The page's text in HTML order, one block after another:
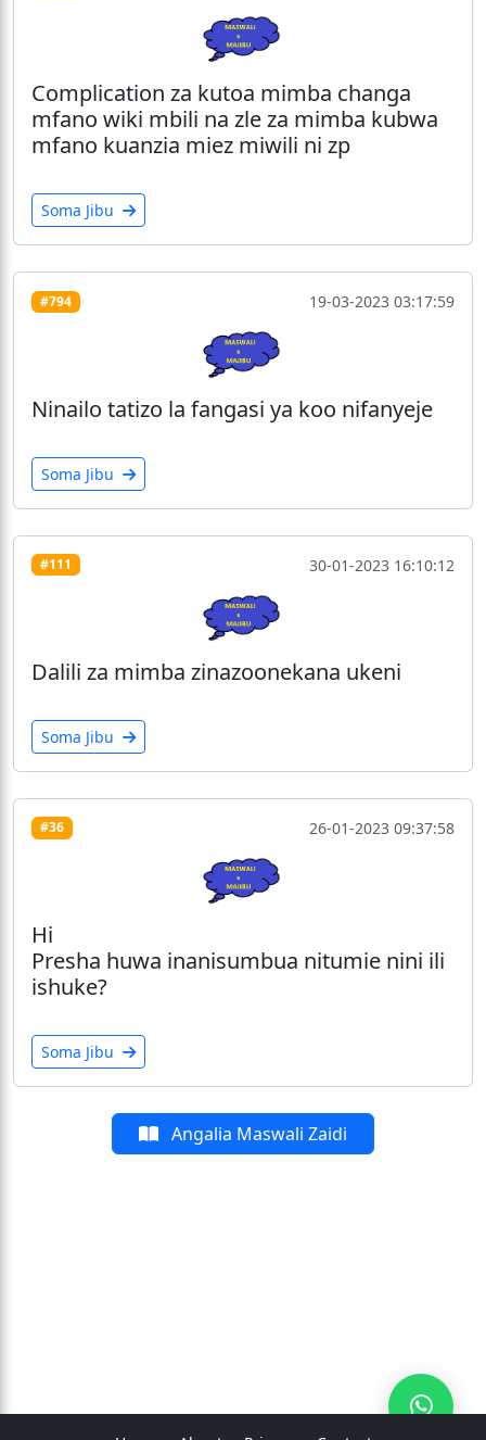
Complication za kutoa mimba changa
mfano wiki mbili na zle za mimba kubwa
mfano kuanzia miez miwili ni zp
Soma Jibu
#794 19-03-2023 03:17:59
Ninailo tatizo la fangasi ya koo nifanyeje
Soma Jibu
#111 30-01-2023 16:10:12
Dalili za mimba zinazoonekana ukeni
Soma Jibu
#36 26-01-2023 09:37:58
Hi
Presha huwa inanisumbua nitumie nini ili
ishuke?
Soma Jibu
Angalia Maswali Zaidi